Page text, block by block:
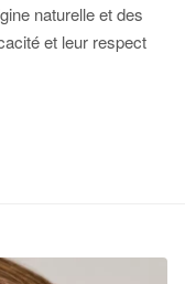
naturelle et des
et leur respect